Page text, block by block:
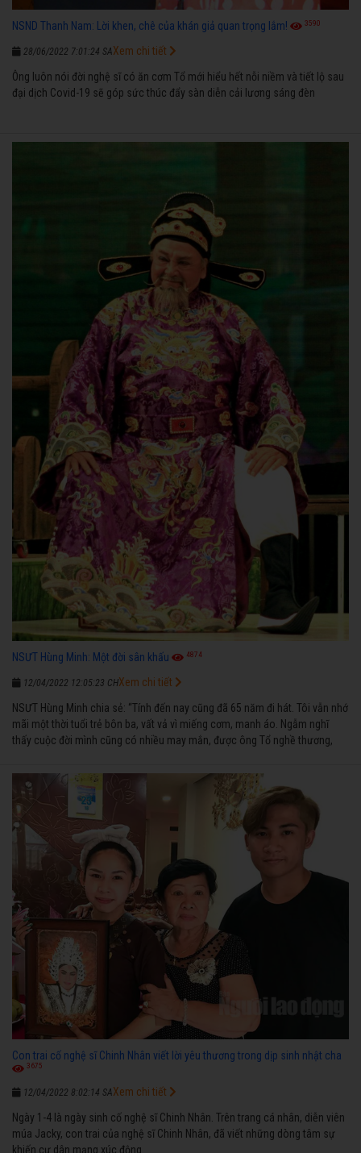
NSND Thanh Nam: Lời khen, chê của khán giả quan trọng lắm! 3590
28/06/2022 7:01:24 SA
Ông luôn nói đời nghệ sĩ có ăn cơm Tổ mới hiểu hết nỗi niềm và tiết lộ sau
đại dịch Covid-19 sẽ góp sức thúc đẩy sàn diễn cải lương sáng đèn
Xem chi tiết
NSƯT Hùng Minh: Một đời sân khấu 4874
12/04/2022 12:05:23 CH
NSƯT Hùng Minh chia sẻ: “Tính đến nay cũng đã 65 năm đi hát. Tôi vẫn nhớ
mãi một thời tuổi trẻ bôn ba, vất vả vì miếng cơm, manh áo. Ngẫm nghĩ
thấy cuộc đời mình cũng có nhiều may mắn, được ông Tổ nghề thương,
ngược nhận được những cơ may để từng bước thành danh với nghiệp ca
diễn”.
Xem chi tiết
Con trai cố nghệ sĩ Chinh Nhân viết lời yêu thương trong dịp sinh nhật cha
3675
12/04/2022 8:02:14 SA
Ngày 1-4 là ngày sinh cố nghệ sĩ Chinh Nhân. Trên trang cá nhân, diễn viên
múa Jacky, con trai của nghệ sĩ Chinh Nhân, đã viết những dòng tâm sự
khiến cư dân mạng xúc động
Xem chi tiết